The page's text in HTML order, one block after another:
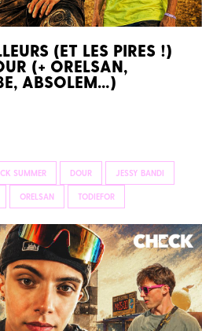
(ET LES PIRES !)
(+ ORELSAN,
ABSOLEM…)
SUMMER DOUR JESSY BANDI
ORELSAN TODIEFOR